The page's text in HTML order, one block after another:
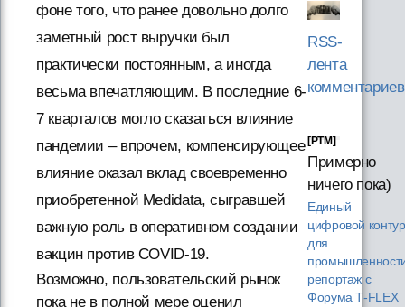
фоне того, что ранее довольно долго
заметный рост выручки был
практически постоянным, а иногда
весьма впечатляющим. В последние 6-
7 кварталов могло сказаться влияние
пандемии – впрочем, компенсирующее
влияние оказал вклад своевременно
приобретенной Medidata, сыгравшей
важную роль в оперативном создании
вакцин против COVID-19.
Возможно, пользовательский рынок
пока не в полной мере оценил
RSS-
лента
комментариев
[PTM]
Примерно
ничего пока)
Единый
цифровой контур
для
репортаж с
Форума T‑FLEX